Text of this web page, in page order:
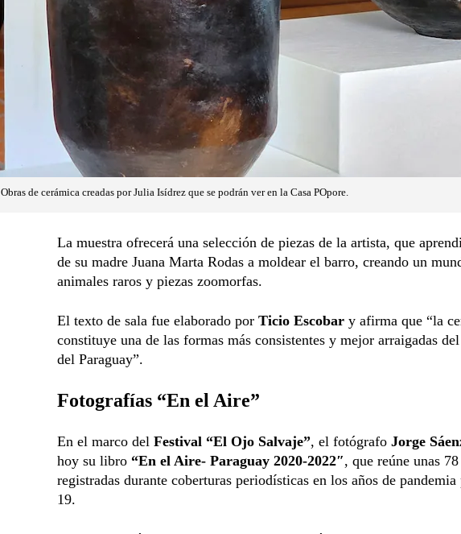
Obras de cerámica creadas por Julia Isídrez que se podrán ver en la Casa POpore.
La muestra ofrecerá una selección de piezas de la artista, que
de su madre Juana Marta Rodas a moldear el barro, creando un
animales raros y piezas zoomorfas.
El texto de sala fue elaborado por Ticio Escobar y afirma que “la
constituye una de las formas más consistentes y mejor arraigadas
del Paraguay”.
Fotografías “En el Aire”
En el marco del Festival “El Ojo Salvaje”, el fotógrafo Jorge
hoy su libro “En el Aire- Paraguay 2020-2022″, que reúne unas
registradas durante coberturas periodísticas en los años de
19.